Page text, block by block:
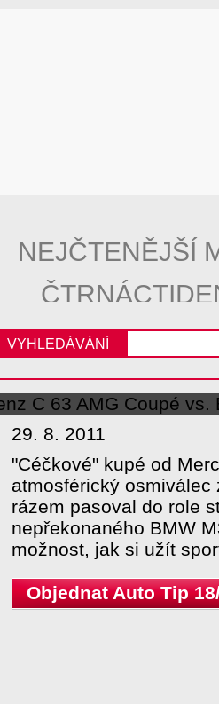
NEJČTENĚJŠÍ
VYHLEDÁVÁNÍ
29. 8. 2011
"Céčkové" kupé od
atmosférický osmiválec
rázem pasoval do role
nepřekonaného BMW
možnost, jak si užít
Objednat Auto Tip